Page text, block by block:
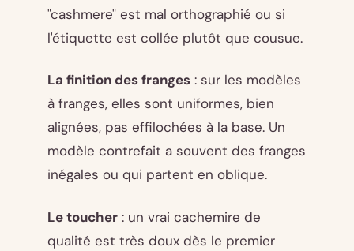
"cashmere" est mal orthographié ou si
l'étiquette est collée plutôt que cousue.
La finition des franges : sur les modèles
à franges, elles sont uniformes, bien
alignées, pas effilochées à la base. Un
modèle contrefait a souvent des franges
inégales ou qui partent en oblique.
Le toucher : un vrai cachemire de
qualité est très doux dès le premier